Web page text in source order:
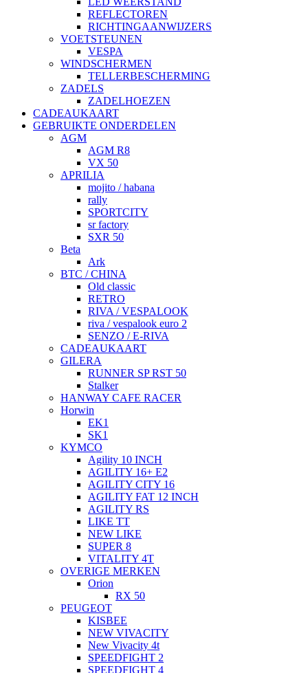
REFLECTOREN
RICHTINGAANWIJZERS
VOETSTEUNEN
VESPA
WINDSCHERMEN
TELLERBESCHERMING
ZADELS
ZADELHOEZEN
CADEAUKAART
GEBRUIKTE ONDERDELEN
AGM
AGM R8
VX 50
APRILIA
mojito / habana
rally
SPORTCITY
sr factory
SXR 50
Beta
Ark
BTC / CHINA
Old classic
RETRO
RIVA / VESPALOOK
riva / vespalook euro 2
SENZO / E-RIVA
CADEAUKAART
GILERA
RUNNER SP RST 50
Stalker
HANWAY CAFE RACER
Horwin
EK1
SK1
KYMCO
Agility 10 INCH
AGILITY 16+ E2
AGILITY CITY 16
AGILITY FAT 12 INCH
AGILITY RS
LIKE TT
NEW LIKE
SUPER 8
VITALITY 4T
OVERIGE MERKEN
Orion
RX 50
PEUGEOT
KISBEE
NEW VIVACITY
New Vivacity 4t
SPEEDFIGHT 2
SPEEDFIGHT 4